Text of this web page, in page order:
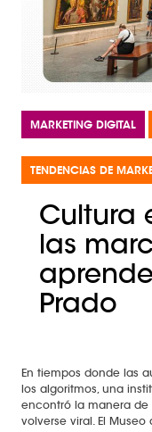
MARKETING DIGITAL
TENDENCIAS DE
Cultura
las
Prado
En tiempos donde las
los algoritmos, una
encontró la manera de
volverse viral. El Museo